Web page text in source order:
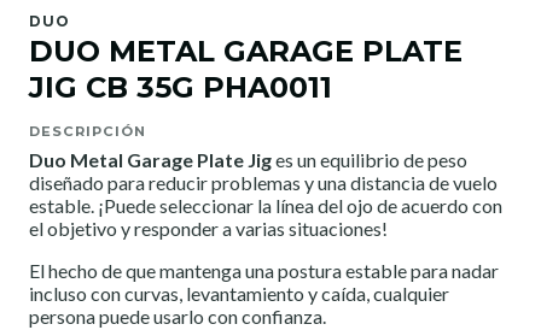
DUO
DUO METAL GARAGE PLATE
JIG CB 35G PHA0011
DESCRIPCIÓN
Duo Metal Garage Plate Jiges un equilibrio de peso
diseñado para reducir problemas y una distancia de vuelo
estable. ¡Puede seleccionar la línea del ojo de acuerdo con
el objetivo y responder a varias situaciones!
El hecho de que mantenga una postura estable para nadar
incluso con curvas, levantamiento y caída, cualquier
persona puede usarlo con confianza.